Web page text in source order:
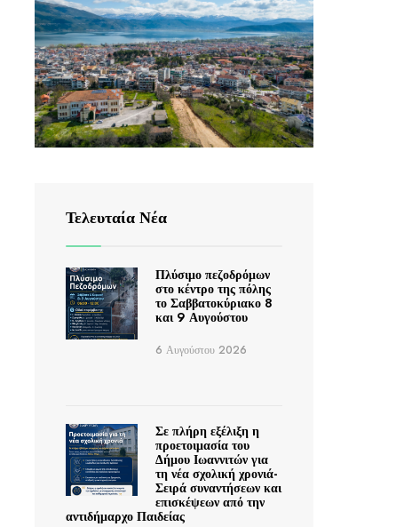
Τελευταία Νέα
Πλύσιμο πεζοδρόμων
στο κέντρο της πόλης
το Σαββατοκύριακο 8
και 9 Αυγούστου
6 Αυγούστου 2026
Σε πλήρη εξέλιξη η
προετοιμασία του
Δήμου Ιωαννιτών για
τη νέα σχολική χρονιά-
Σειρά συναντήσεων και
επισκέψεων από την
αντιδήμαρχο Παιδείας